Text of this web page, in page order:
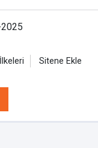
Sitene Ekle